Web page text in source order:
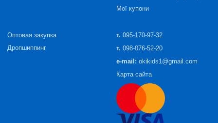
Мої купони
Оптовая закупка
Дропшиппинг
т. 095-170-97-32
т. 098-076-52-20
e-mail: okikids1@gmail.com
Карта сайта